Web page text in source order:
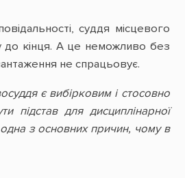
суддя місцевого
до кінця. А це неможливо без
не спрацьовує.
є вибірковим і стосовно
для дисциплінарної
одна з основних причин, чому в